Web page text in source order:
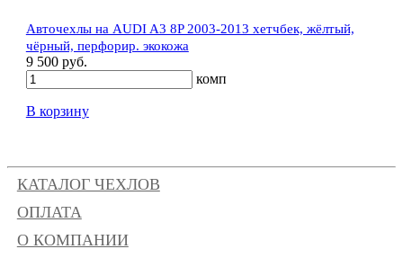
Авточехлы на AUDI A3 8P 2003-2013 хетчбек, жёлтый,
чёрный, перфорир. экокожа
9 500 руб.
комп
В корзину
КАТАЛОГ ЧЕХЛОВ
ОПЛАТА
О КОМПАНИИ